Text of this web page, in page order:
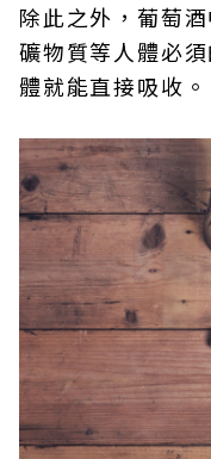
除此之外，葡萄
礦物質等人體必
體就能直接吸收。